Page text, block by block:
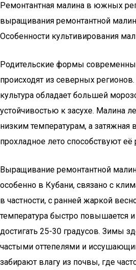
Ремонтантная малина в южных
выращивания ремонтантной
Особенности культивирования
Родительские формы
происходят из северных
культура обладает большей
устойчивостью к засухе. Малина
низким температурам, а затяжная
прохладное лето способствуют её
Выращивание ремонтантной
особенно в Кубани, связано с
в частности, с ранней жаркой
температура быстро повышается
достигать 25-30 градусов. Зимы
частыми оттепелями и
забирают влагу из почвы, где